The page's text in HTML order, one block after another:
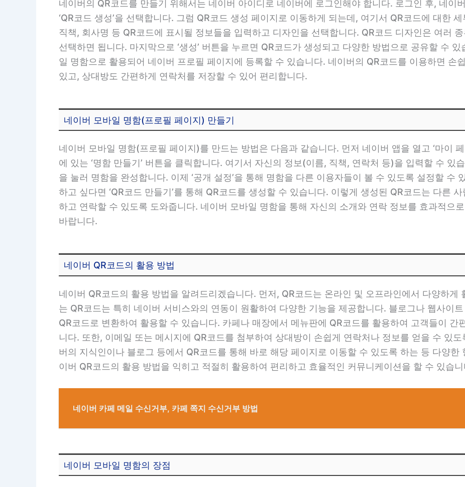
네이버의 QR코드를 만들기 위해서는 네이버 아이디로 네이버에 로그인해야 합니다. 로그인 후, 네이
‘QR코드 생성’을 선택합니다. 그럼 QR코드 생성 페이지로 이동하게 되는데, 여기서 QR코드에 대한
직책, 회사명 등 QR코드에 표시될 정보들을 입력하고 디자인을 선택합니다. QR코드 디자인은 여러
선택하면 됩니다. 마지막으로 ‘생성’ 버튼을 누르면 QR코드가 생성되고 다양한 방법으로 공유할 수
일 명함으로 활용되어 네이버 프로필 페이지에 등록할 수 있습니다. 네이버의 QR코드를 이용하면 손
있고, 상대방도 간편하게 연락처를 저장할 수 있어 편리합니다.
네이버 모바일 명함(프로필 페이지) 만들기
네이버 모바일 명함(프로필 페이지)를 만드는 방법은 다음과 같습니다. 먼저 네이버 앱을 열고 ‘마이
에 있는 ‘명함 만들기’ 버튼을 클릭합니다. 여기서 자신의 정보(이름, 직책, 연락처 등)을 입력할 수 있
을 눌러 명함을 완성합니다. 이제 ‘공개 설정’을 통해 명함을 다른 이용자들이 볼 수 있도록 설정할 수
하고 싶다면 ‘QR코드 만들기’를 통해 QR코드를 생성할 수 있습니다. 이렇게 생성된 QR코드는 다른
하고 연락할 수 있도록 도와줍니다. 네이버 모바일 명함을 통해 자신의 소개와 연락 정보를 효과적으
바랍니다.
네이버 QR코드의 활용 방법
네이버 QR코드의 활용 방법을 알려드리겠습니다. 먼저, QR코드는 온라인 및 오프라인에서 다양하게
는 QR코드는 특히 네이버 서비스와의 연동이 원활하여 다양한 기능을 제공합니다. 블로그나 웹사이
QR코드로 변환하여 활용할 수 있습니다. 카페나 매장에서 메뉴판에 QR코드를 활용하여 고객들이 간
니다. 또한, 이메일 또는 메시지에 QR코드를 첨부하여 상대방이 손쉽게 연락처나 정보를 얻을 수 있
버의 지식인이나 블로그 등에서 QR코드를 통해 바로 해당 페이지로 이동할 수 있도록 하는 등 다양한
이버 QR코드의 활용 방법을 익히고 적절히 활용하여 편리하고 효율적인 커뮤니케이션을 할 수 있습니
네이버 카페 메일 수신거부, 카페 쪽지 수신거부 방법
네이버 모바일 명함의 장점